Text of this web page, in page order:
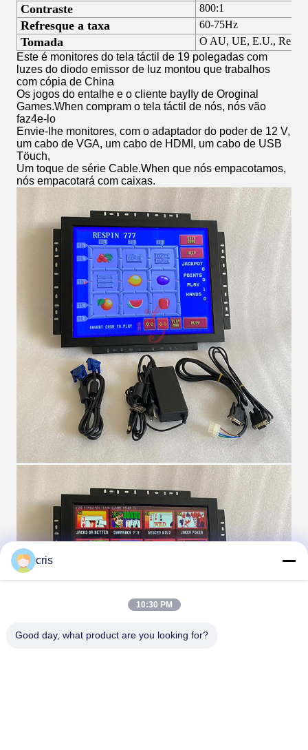
Contraste 800:1
Refresque a taxa 60-75Hz
Tomada
O AU, UE, E.U., Reino
Este é monitores do tela táctil de 19 polegadas com
luzes do diodo emissor de luz montou que trabalhos
com cópia de China
Os jogos do entalhe e o cliente bayIIy de Oroginal
Games.When compram o tela táctil de nós, nós vão
faz4e-lo
Envie-lhe monitores, com o adaptador do poder de 12 V,
um cabo de VGA, um cabo de HDMI, um cabo de USB
Töuch,
Um toque de série Cable.When que nós empacotamos,
nós empacotará com caixas.
cris
10:30 PM
Good day, what product are you looking for?